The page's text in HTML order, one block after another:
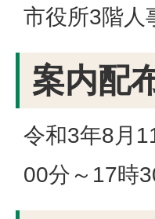
市役所3階人
案内配
令和3年8月
00分～17時